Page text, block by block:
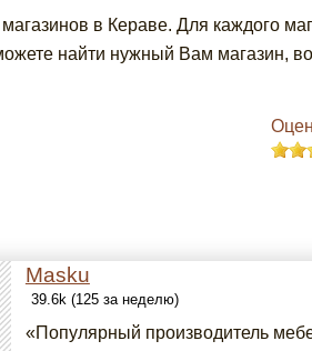
в Кераве. Для каждого
найти нужный Вам магазин,
Masku
39.6k (125 за неделю)
«Популярный производитель